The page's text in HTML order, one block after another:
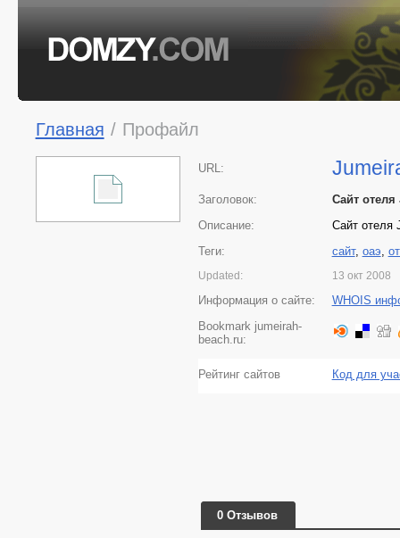
Главная / Профайл
URL:
Заголовок:
Сайт
Описание:
Сайт отеля
Теги:
сайт, оаэ,
Updated: 13 окт 2008
Информация о сайте:
WHOIS
Bookmark jumeirah-
beach.ru:
Рейтинг сайтов Код для
0 Отзывов